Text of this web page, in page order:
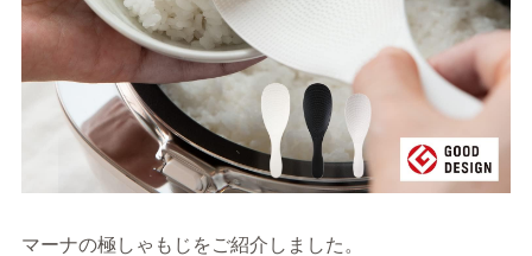
マーナの極しゃもじをご紹介しました。